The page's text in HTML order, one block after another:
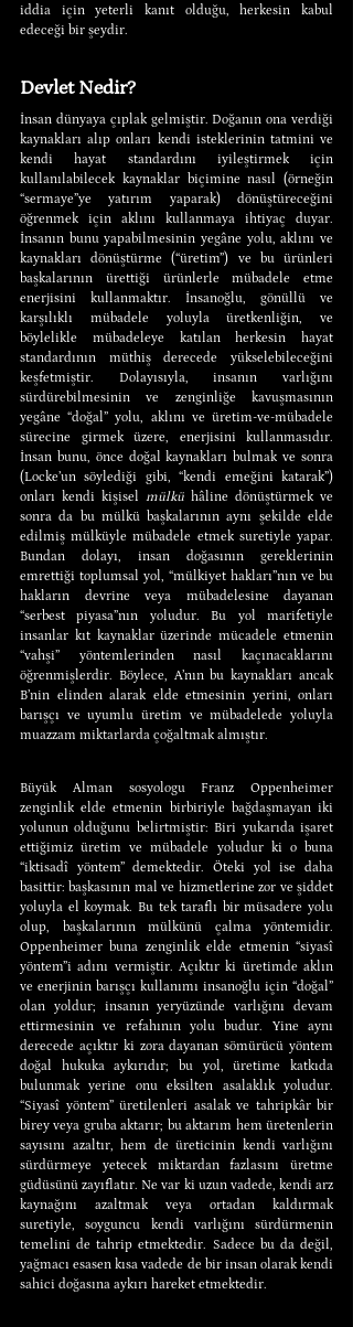
iddia için yeterli kanıt olduğu, herkesin kabul
edeceği bir şeydir.
Devlet Nedir?
İnsan dünyaya çıplak gelmiştir. Doğanın ona verdiği
kaynakları alıp onları kendi isteklerinin tatmini ve
kendi hayat standardını iyileştirmek için
kullanılabilecek kaynaklar biçimine nasıl (örneğin
“sermaye”ye yatırım yaparak) dönüştüreceğini
öğrenmek için aklını kullanmaya ihtiyaç duyar.
İnsanın bunu yapabilmesinin yegâne yolu, aklını ve
kaynakları dönüştürme (“üretim”) ve bu ürünleri
başkalarının ürettiği ürünlerle mübadele etme
enerjisini kullanmaktır. İnsanoğlu, gönüllü ve
karşılıklı mübadele yoluyla üretkenliğin, ve
böylelikle mübadeleye katılan herkesin hayat
standardının müthiş derecede yükselebileceğini
keşfetmiştir. Dolayısıyla, insanın varlığını
sürdürebilmesinin ve zenginliğe kavuşmasının
yegâne “doğal” yolu, aklını ve üretim-ve-mübadele
sürecine girmek üzere, enerjisini kullanmasıdır.
İnsan bunu, önce doğal kaynakları bulmak ve sonra
(Locke’un söylediği gibi, “kendi emeğini katarak”)
onları kendi kişisel mülkü hâline dönüştürmek ve
sonra da bu mülkü başkalarının aynı şekilde elde
edilmiş mülküyle mübadele etmek suretiyle yapar.
Bundan dolayı, insan doğasının gereklerinin
emrettiği toplumsal yol, “mülkiyet hakları”nın ve bu
hakların devrine veya mübadelesine dayanan
“serbest piyasa”nın yoludur. Bu yol marifetiyle
insanlar kıt kaynaklar üzerinde mücadele etmenin
“vahşi” yöntemlerinden nasıl kaçınacaklarını
öğrenmişlerdir. Böylece, A’nın bu kaynakları ancak
B’nin elinden alarak elde etmesinin yerini, onları
barışçı ve uyumlu üretim ve mübadelede yoluyla
muazzam miktarlarda çoğaltmak almıştır.
Büyük Alman sosyologu Franz Oppenheimer
zenginlik elde etmenin birbiriyle bağdaşmayan iki
yolunun olduğunu belirtmiştir: Biri yukarıda işaret
ettiğimiz üretim ve mübadele yoludur ki o buna
“iktisadî yöntem” demektedir. Öteki yol ise daha
basittir: başkasının mal ve hizmetlerine zor ve şiddet
yoluyla el koymak. Bu tek taraflı bir müsadere yolu
olup, başkalarının mülkünü çalma yöntemidir.
Oppenheimer buna zenginlik elde etmenin “siyasî
yöntem”i adını vermiştir. Açıktır ki üretimde aklın
ve enerjinin barışçı kullanımı insanoğlu için “doğal”
olan yoldur; insanın yeryüzünde varlığını devam
ettirmesinin ve refahının yolu budur. Yine aynı
derecede açıktır ki zora dayanan sömürücü yöntem
doğal hukuka aykırıdır; bu yol, üretime katkıda
bulunmak yerine onu eksilten asalaklık yoludur.
“Siyasî yöntem” üretilenleri asalak ve tahripkâr bir
birey veya gruba aktarır; bu aktarım hem üretenlerin
sayısını azaltır, hem de üreticinin kendi varlığını
sürdürmeye yetecek miktardan fazlasını üretme
güdüsünü zayıflatır. Ne var ki uzun vadede, kendi arz
kaynağını azaltmak veya ortadan kaldırmak
suretiyle, soyguncu kendi varlığını sürdürmenin
temelini de tahrip etmektedir. Sadece bu da değil,
yağmacı esasen kısa vadede de bir insan olarak kendi
sahici doğasına aykırı hareket etmektedir.